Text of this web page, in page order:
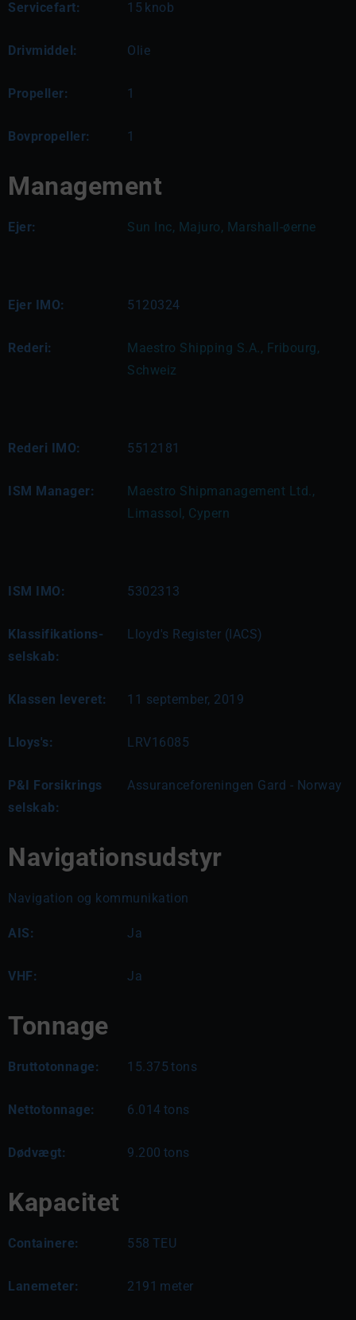
Servicefart: 15 knob
Drivmiddel: Olie
Propeller: 1
Bovpropeller: 1
Management
Ejer: Sun Inc, Majuro, Marshall-øerne
Ejer IMO: 5120324
Rederi:
Maestro Shipping S.A., Fribourg,
Schweiz
Rederi IMO: 5512181
ISM Manager:
Maestro Shipmanagement Ltd.,
Limassol, Cypern
ISM IMO: 5302313
Klassifikations-
selskab:
Lloyd's Register (IACS)
Klassen leveret: 11 september, 2019
Lloys's: LRV16085
P&I Forsikrings
selskab:
Assuranceforeningen Gard - Norway
Navigationsudstyr
Navigation og kommunikation
AIS: Ja
VHF: Ja
Tonnage
Bruttotonnage: 15.375 tons
Nettotonnage: 6.014 tons
Dødvægt: 9.200 tons
Kapacitet
Containere: 558 TEU
Lanemeter: 2191 meter